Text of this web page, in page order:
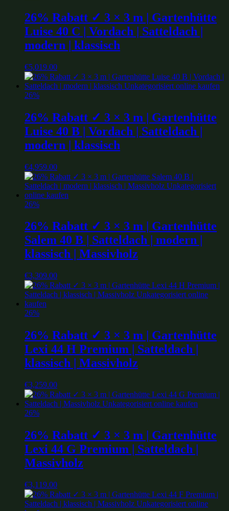
26% Rabatt ✓ 3 × 3 m | Gartenhütte
Luise 40 C | Vordach | Satteldach |
modern | klassisch
€5,019.00
26%
26% Rabatt ✓ 3 × 3 m | Gartenhütte
Luise 40 B | Vordach | Satteldach |
modern | klassisch
€4,959.00
26%
26% Rabatt ✓ 3 × 3 m | Gartenhütte
Salem 40 B | Satteldach | modern |
klassisch | Massivholz
€3,309.00
26%
26% Rabatt ✓ 3 × 3 m | Gartenhütte
Lexi 44 H Premium | Satteldach |
klassisch | Massivholz
€3,259.00
26%
26% Rabatt ✓ 3 × 3 m | Gartenhütte
Lexi 44 G Premium | Satteldach |
Massivholz
€3,119.00